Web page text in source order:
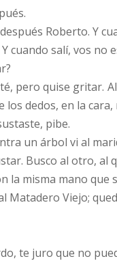
Roberto. Y
cuando salí, vos no
pero quise gritar.
los dedos, en la
pibe.
un árbol vi al
Busco al otro, al
la misma mano que
Matadero Viejo;
te juro que no